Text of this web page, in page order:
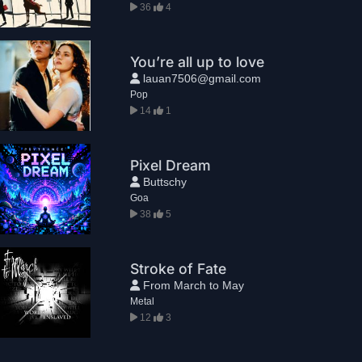
36
4
You’re all up to love
lauan7506@gmail.com
Pop
14
1
Pixel Dream
Buttschy
Goa
38
5
Stroke of Fate
From March to May
Metal
12
3